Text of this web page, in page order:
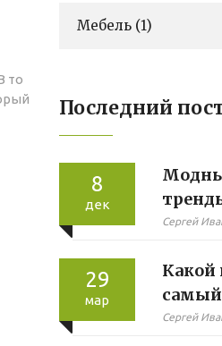
то
Мебель (1)
Последний
8
дек
года
Сергей
29
мар
Какой
Сергей